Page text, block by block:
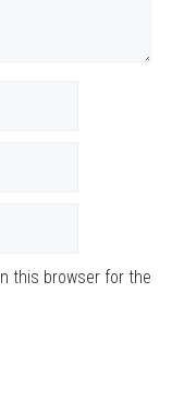
this browser for the